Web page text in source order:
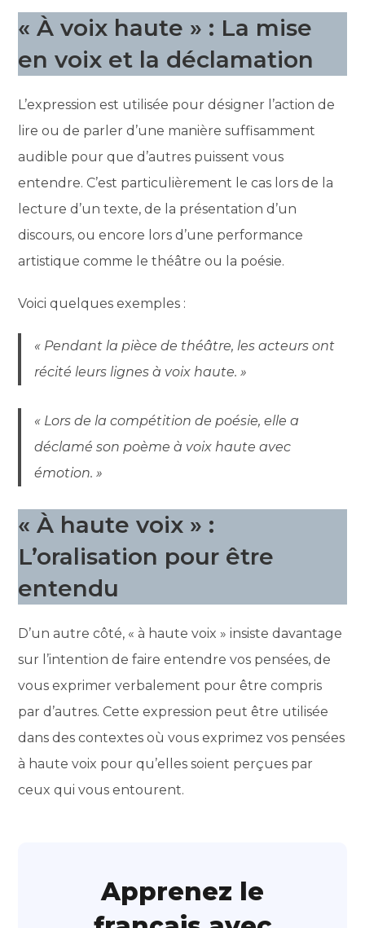
« À voix haute » : La mise
en voix et la déclamation
L’expression est utilisée pour désigner l’action de
lire ou de parler d’une manière suffisamment
audible pour que d’autres puissent vous
entendre. C’est particulièrement le cas lors de la
lecture d’un texte, de la présentation d’un
discours, ou encore lors d’une performance
artistique comme le théâtre ou la poésie.
Voici quelques exemples :
« Pendant la pièce de théâtre, les acteurs ont
récité leurs lignes à voix haute. »
« Lors de la compétition de poésie, elle a
déclamé son poème à voix haute avec
émotion. »
« À haute voix » :
L’oralisation pour être
entendu
D’un autre côté, « à haute voix » insiste davantage
sur l’intention de faire entendre vos pensées, de
vous exprimer verbalement pour être compris
par d’autres. Cette expression peut être utilisée
dans des contextes où vous exprimez vos pensées
à haute voix pour qu’elles soient perçues par
ceux qui vous entourent.
Apprenez le